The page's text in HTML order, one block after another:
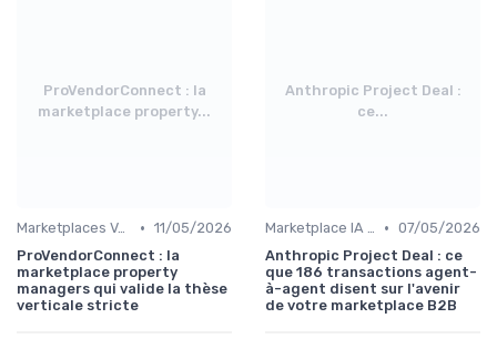
ProVendorConnect : la
marketplace property...
Marketplaces Verticales • 11/05/2026
ProVendorConnect : la
marketplace property
managers qui valide la thèse
verticale stricte
Anthropic Project Deal :
ce...
Marketplace IA et Automatisation • 07/05/2026
Anthropic Project Deal : ce
que 186 transactions agent-
à-agent disent sur l'avenir
de votre marketplace B2B